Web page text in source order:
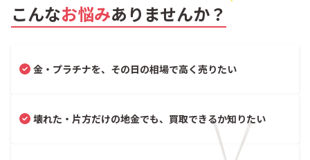
こんなお悩みありませんか？
金・プラチナを、その日の相場で高く売りたい
壊れた・片方だけの地金でも、買取できるか知りたい